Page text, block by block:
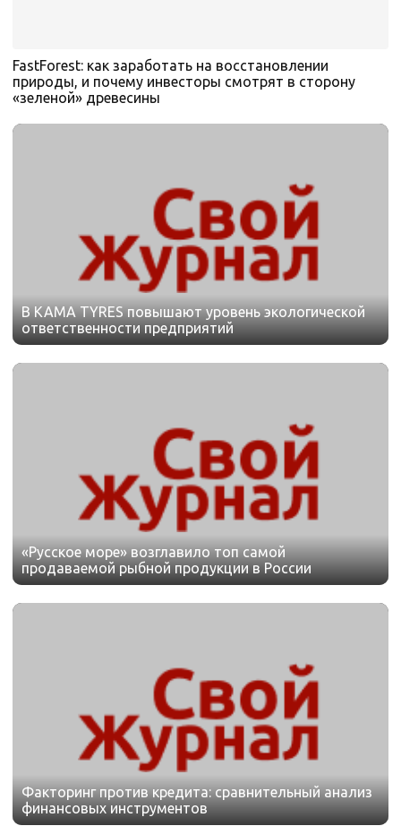
FastForest: как заработать на восстановлении
природы, и почему инвесторы смотрят в сторону
«зеленой» древесины
В KAMA TYRES повышают уровень экологической
ответственности предприятий
«Русское море» возглавило топ самой
продаваемой рыбной продукции в России
Факторинг против кредита: сравнительный анализ
финансовых инструментов